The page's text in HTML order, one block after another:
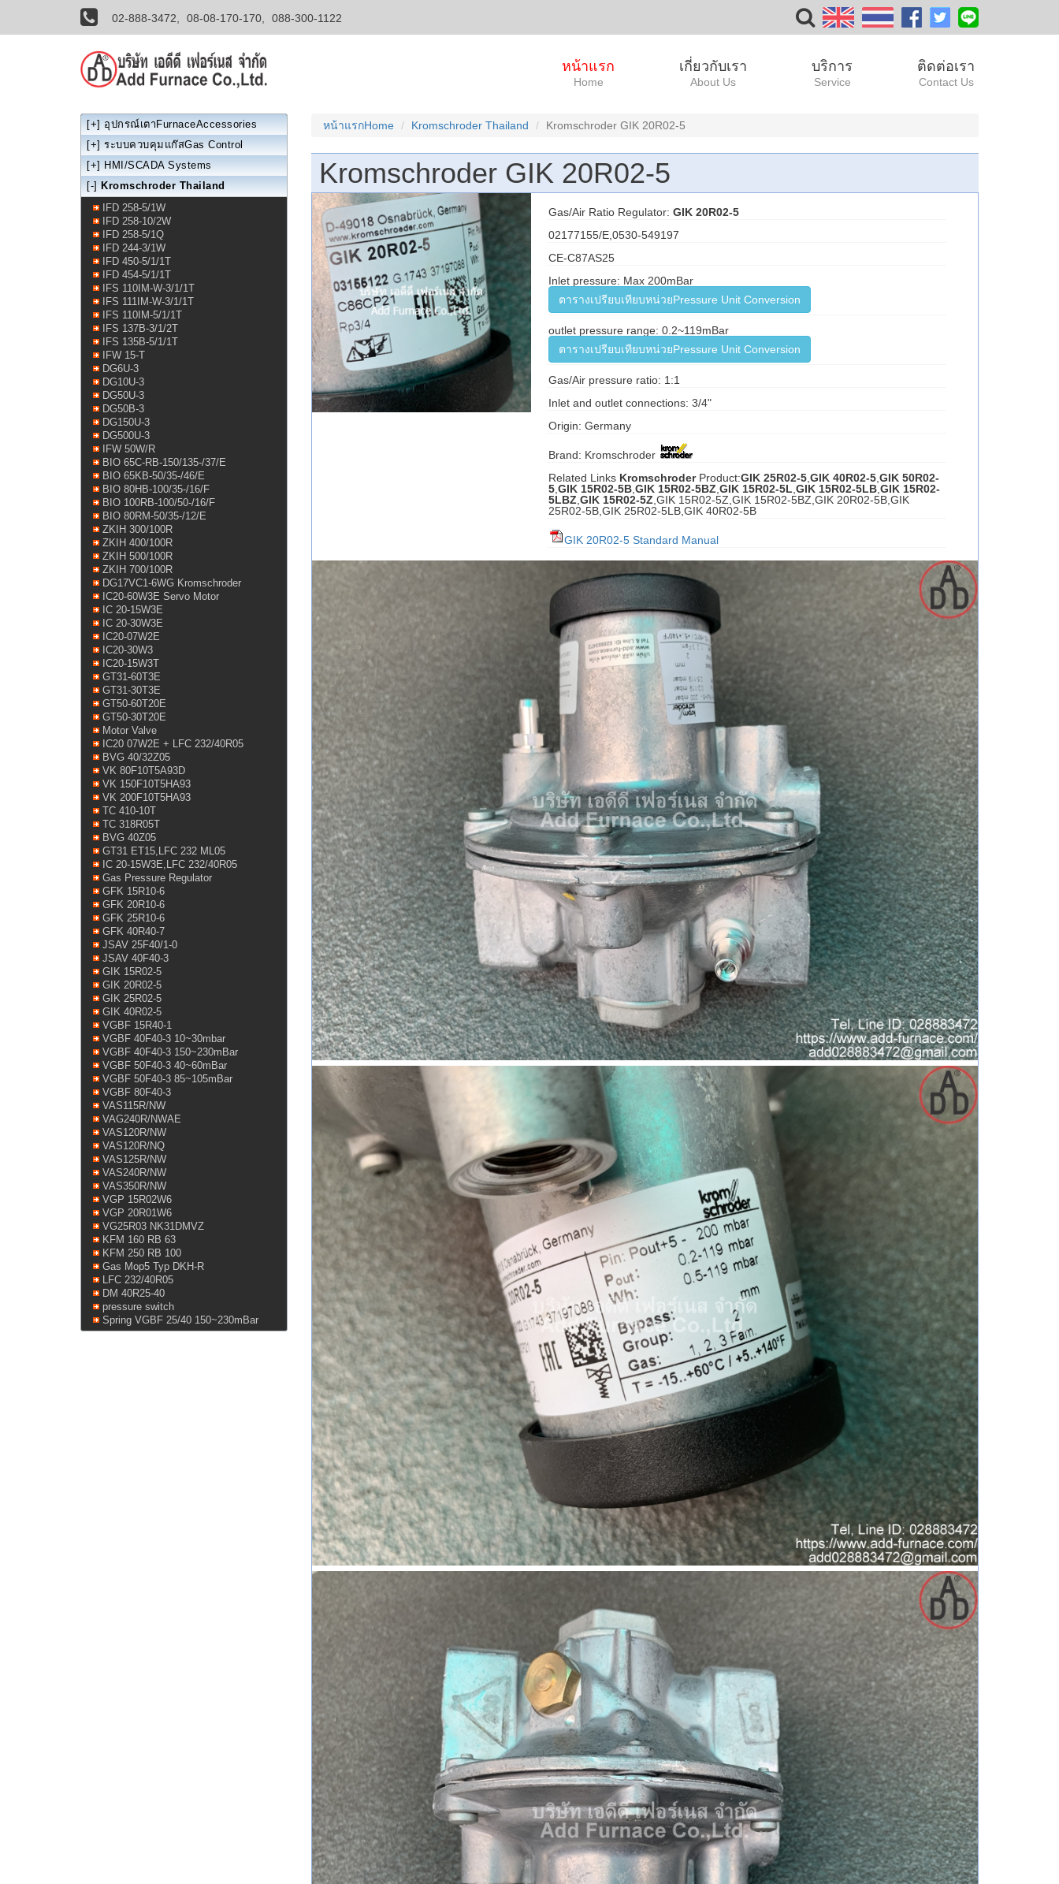
02-888-3472, 08-08-170-170, 088-300-1122
หน้าแรก
Home
เกี่ยวกับเรา
About Us
บริการ
Service
ติดต่อเรา
Contact Us
หน้าแรกHome Kromschroder Thailand Kromschroder GIK 20R02-5
Kromschroder GIK 20R02-5
Gas/Air Ratio Regulator: GIK 20R02-5
02177155/E,0530-549197
CE-C87AS25
Inlet pressure: Max 200mBar
ตารางเปรียบเทียบหน่วยPressure Unit Conversion
outlet pressure range: 0.2~119mBar
ตารางเปรียบเทียบหน่วยPressure Unit Conversion
Gas/Air pressure ratio: 1:1
Inlet and outlet connections: 3/4"
Origin: Germany
Brand: Kromschroder
Related Links KromschroderProduct:GIK 25R02-5, GIK 40R02-5, GIK 50R02-
5, GIK 15R02-5B, GIK 15R02-5BZ GIK 15R02-5L GIK 15R02-5LB, GIK 15R02-
5LBZ GIK 15R02-5Z ,GIK 15R02-5Z,GIK 15R02-5BZ,GIK 20R02-5B,GIK
25R02-5B,GIK 25R02-5LB,GIK 40R02-5B
GIK 20R02-5 Standard Manual
[+] อุปกรณ์เตาFurnaceAccessories
[+] ระบบควบคุมแก๊สGas Control
[+] HMI/SCADA Systems
[-] Kromschroder Thailand
IFD 258-5/1W
IFD 258-10/2W
IFD 258-5/1Q
IFD 244-3/1W
IFD 450-5/1/1T
IFD 454-5/1/1T
IFS 110IM-W-3/1/1T
IFS 111IM-W-3/1/1T
IFS 110IM-5/1/1T
IFS 137B-3/1/2T
IFS 135B-5/1/1T
IFW 15-T
DG6U-3
DG10U-3
DG50U-3
DG50B-3
DG150U-3
DG500U-3
IFW 50W/R
BIO 65C-RB-150/135-/37/E
BIO 65KB-50/35-/46/E
BIO 80HB-100/35-/16/F
BIO 100RB-100/50-/16/F
BIO 80RM-50/35-/12/E
ZKIH 300/100R
ZKIH 400/100R
ZKIH 500/100R
ZKIH 700/100R
DG17VC1-6WG Kromschroder
IC20-60W3E Servo Motor
IC 20-15W3E
IC 20-30W3E
IC20-07W2E
IC20-30W3
IC20-15W3T
GT31-60T3E
GT31-30T3E
GT50-60T20E
GT50-30T20E
Motor Valve
IC20 07W2E + LFC 232/40R05
BVG 40/32Z05
VK 80F10T5A93D
VK 150F10T5HA93
VK 200F10T5HA93
TC 410-10T
TC 318R05T
BVG 40Z05
GT31 ET15,LFC 232 ML05
IC 20-15W3E,LFC 232/40R05
Gas Pressure Regulator
GFK 15R10-6
GFK 20R10-6
GFK 25R10-6
GFK 40R40-7
JSAV 25F40/1-0
JSAV 40F40-3
GIK 15R02-5
GIK 20R02-5
GIK 25R02-5
GIK 40R02-5
VGBF 15R40-1
VGBF 40F40-3 10~30mbar
VGBF 40F40-3 150~230mBar
VGBF 50F40-3 40~60mBar
VGBF 50F40-3 85~105mBar
VGBF 80F40-3
VAS115R/NW
VAG240R/NWAE
VAS120R/NW
VAS120R/NQ
VAS125R/NW
VAS240R/NW
VAS350R/NW
VGP 15R02W6
VGP 20R01W6
VG25R03 NK31DMVZ
KFM 160 RB 63
KFM 250 RB 100
Gas Mop5 Typ DKH-R
LFC 232/40R05
DM 40R25-40
pressure switch
Spring VGBF 25/40 150~230mBar